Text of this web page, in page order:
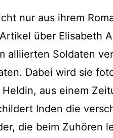
nur aus ihrem
über Elisabeth
alliierten Soldaten
Dabei wird sie
aus einem
Inden die
die beim Zuhören